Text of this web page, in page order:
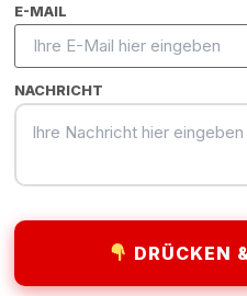
E-MAIL
NACHRICHT
DRÜCKEN